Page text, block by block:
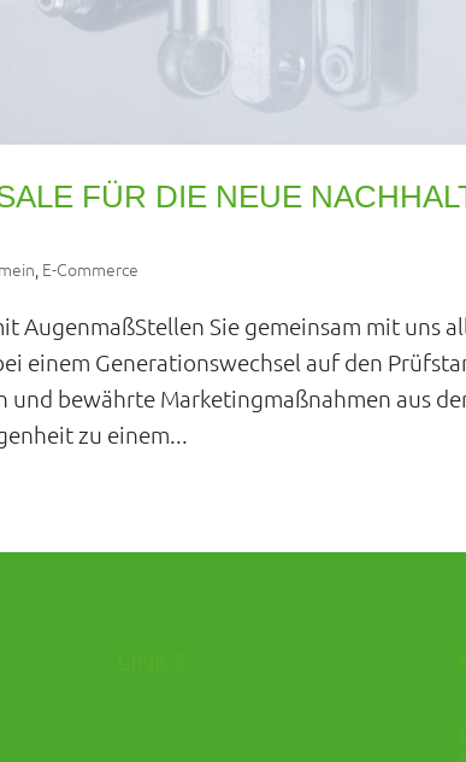
FÜR DIE NEUE
, E-Commerce
AugenmaßStellen Sie gemeinsam mit uns
einem Generationswechsel auf den
und bewährte Marketingmaßnahmen aus
zu einem...